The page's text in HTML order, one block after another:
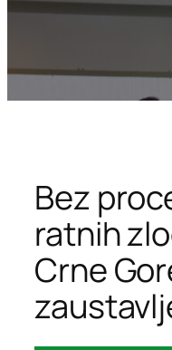
Bez
ratnih
Crne